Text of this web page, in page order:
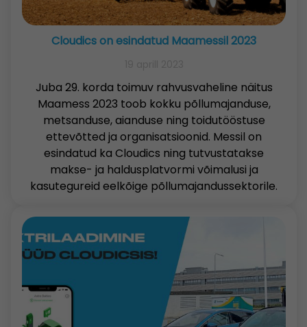
Cloudics on esindatud Maamessil 2023
Juba 29. korda toimuv rahvusvaheline näitus
Maamess 2023 toob kokku põllumajanduse,
metsanduse, aianduse ning toidutööstuse
ettevõtted ja organisatsioonid. Messil on
esindatud ka Cloudics ning tutvustatakse
makse- ja haldusplatvormi võimalusi ja
kasutegureid eelkõige põllumajandussektorile.